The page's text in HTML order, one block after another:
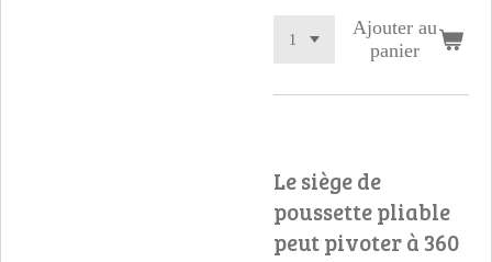
Ajouter au
panier
Le siège de
poussette pliable
peut pivoter à 360